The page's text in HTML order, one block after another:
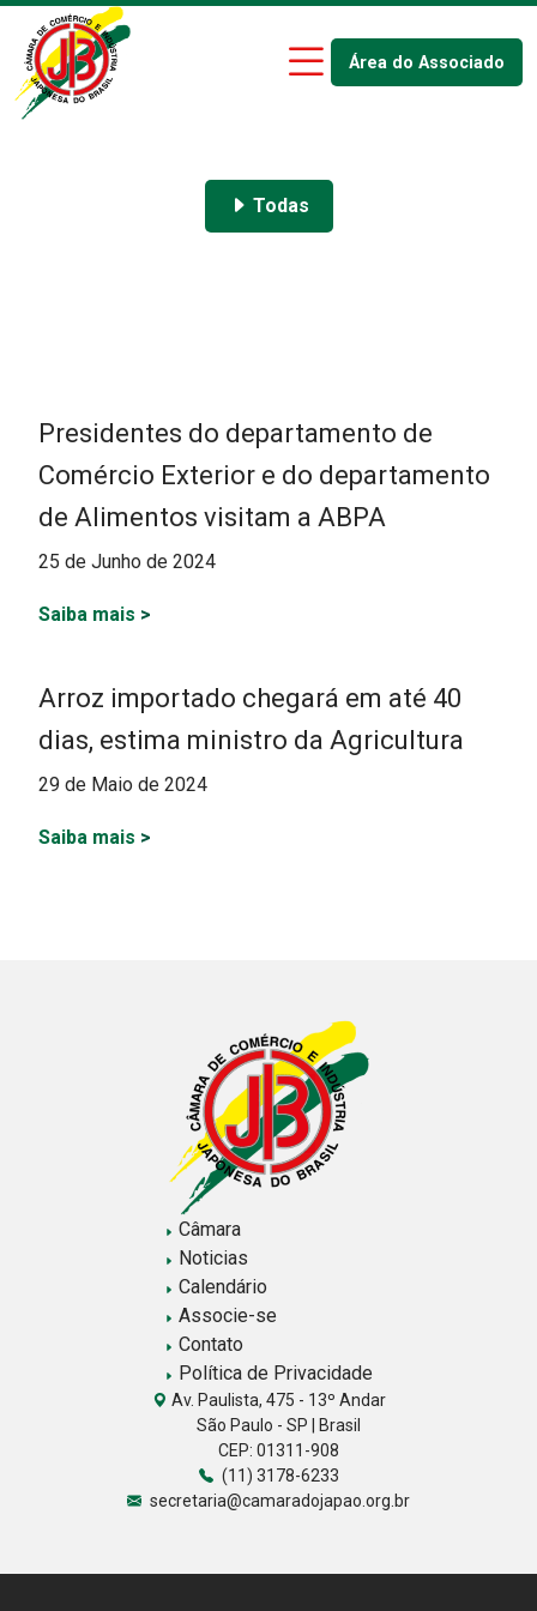
Área do Associado
Todas
Presidentes do departamento de
Comércio Exterior e do departamento
de Alimentos visitam a ABPA
25 de Junho de 2024
Saiba mais >
Arroz importado chegará em até 40
dias, estima ministro da Agricultura
29 de Maio de 2024
Saiba mais >
Câmara
Noticias
Calendário
Associe-se
Contato
Política de Privacidade
Av. Paulista, 475 - 13º Andar
São Paulo - SP | Brasil
CEP: 01311-908
(11) 3178-6233
secretaria@camaradojapao.org.br